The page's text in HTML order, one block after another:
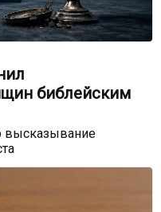
библейским
высказывание